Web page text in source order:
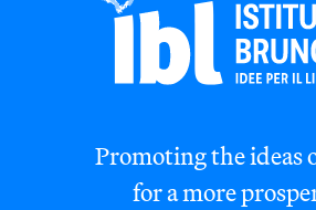
Promoting the ideas
for a more